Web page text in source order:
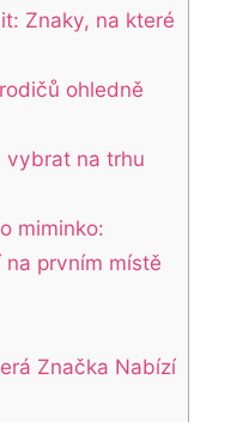
Znaky, na‌ které
ohledně
vybrat na trhu
miminko:
‍prvním místě
Značka Nabízí